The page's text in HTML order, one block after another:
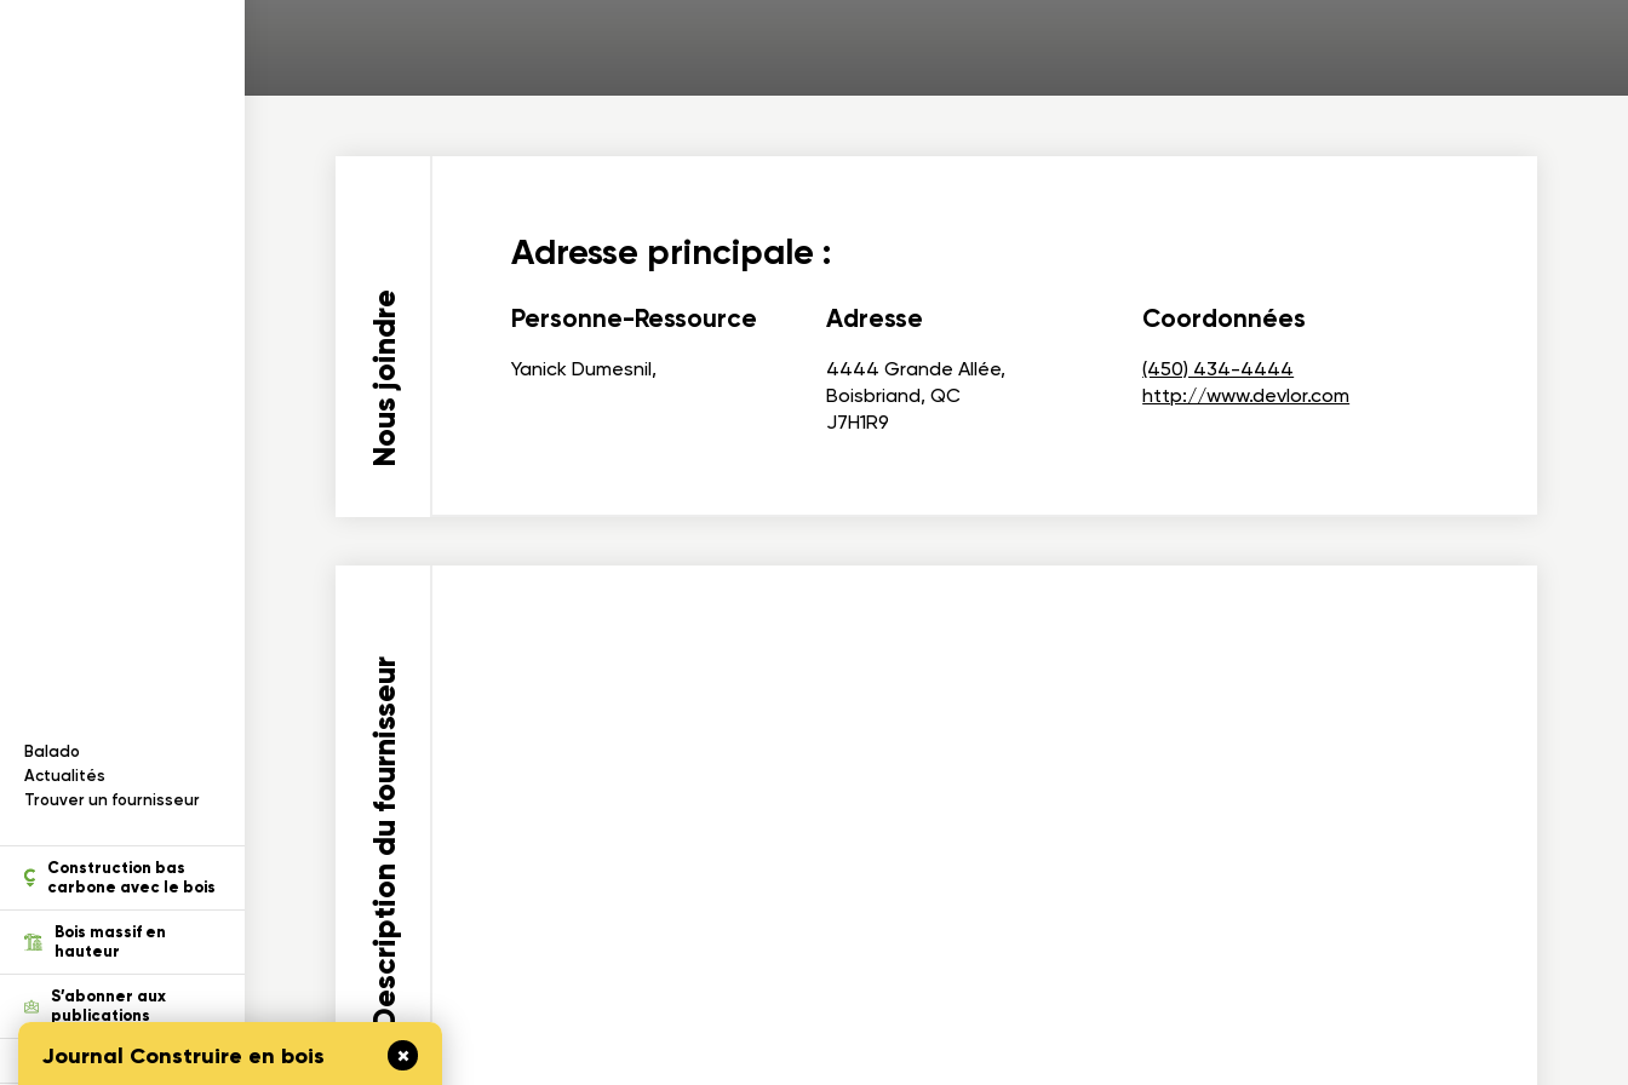
Balado
Actualités
Trouver un fournisseur
Construction bas
carbone avec le bois
Bois massif en
hauteur
S’abonner aux
publications
Défi Cecobois
Journal Construire en bois
des renseignements
s
Documentation Nous joindre
Adresse principale :
Personne-Ressource
Yanick Dumesnil,
Adresse
4444 Grande Allée,
Boisbriand, QC
J7H1R9
Coordonnées
(450) 434-4444
http://www.devlor.com
Description du fournisseur